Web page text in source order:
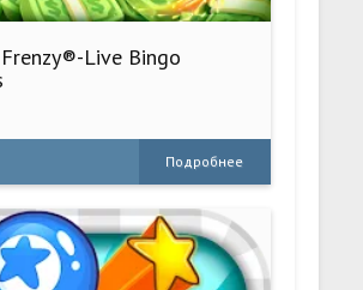
Live Bingo
Подробнее